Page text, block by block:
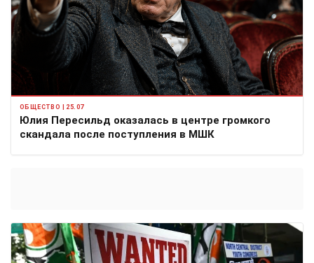
ОБЩЕСТВО | 25.07
Юлия Пересильд оказалась в центре громкого
скандала после поступления в МШК